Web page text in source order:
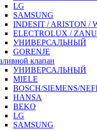
LG
SAMSUNG
INDESIT / ARISTON /
ELECTROLUX /
УНИВЕРСАЛЬНЫЙ
GORENJE
клапан
УНИВЕРСАЛЬНЫЙ
MIELE
BOSCH/SIEMENS/
HANSA
BEKO
LG
SAMSUNG